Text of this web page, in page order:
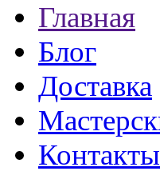
Главная
Блог
Доставка
Контакты